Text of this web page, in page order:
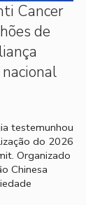
Cancer
de
testemunhou
do 2026
Organizado
Chinesa